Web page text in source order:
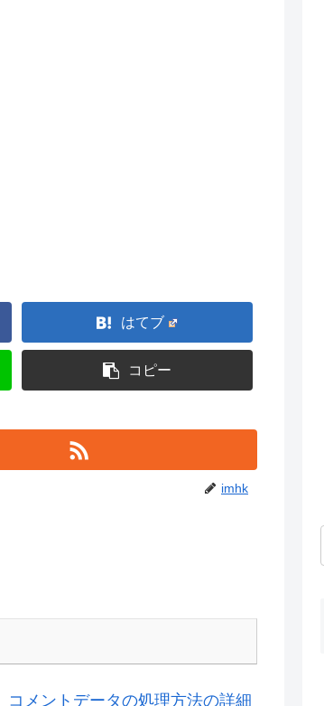
はてブ
コピー
imhk
コメントデータの処理方法の詳細